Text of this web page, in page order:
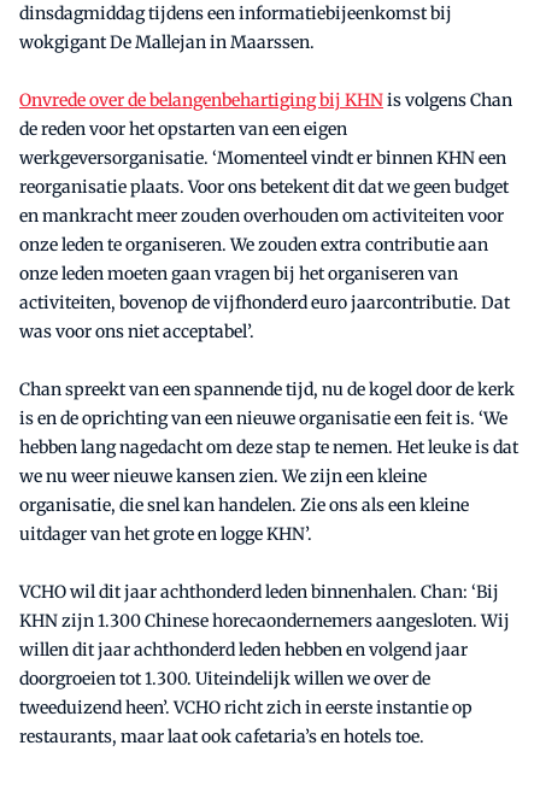
dinsdagmiddag tijdens een informatiebijeenkomst bij
wokgigant De Mallejan in Maarssen.
Onvrede over de belangenbehartiging bij KHNis volgens Chan
de reden voor het opstarten van een eigen
werkgeversorganisatie. ‘Momenteel vindt er binnen KHN een
reorganisatie plaats. Voor ons betekent dit dat we geen budget
en mankracht meer zouden overhouden om activiteiten voor
onze leden te organiseren. We zouden extra contributie aan
onze leden moeten gaan vragen bij het organiseren van
activiteiten, bovenop de vijfhonderd euro jaarcontributie. Dat
was voor ons niet acceptabel’.
Chan spreekt van een spannende tijd, nu de kogel door de kerk
is en de oprichting van een nieuwe organisatie een feit is. ‘We
hebben lang nagedacht om deze stap te nemen. Het leuke is dat
we nu weer nieuwe kansen zien. We zijn een kleine
organisatie, die snel kan handelen. Zie ons als een kleine
uitdager van het grote en logge KHN’.
VCHO wil dit jaar achthonderd leden binnenhalen. Chan: ‘Bij
KHN zijn 1.300 Chinese horecaondernemers aangesloten. Wij
willen dit jaar achthonderd leden hebben en volgend jaar
doorgroeien tot 1.300. Uiteindelijk willen we over de
tweeduizend heen’. VCHO richt zich in eerste instantie op
restaurants, maar laat ook cafetaria’s en hotels toe.